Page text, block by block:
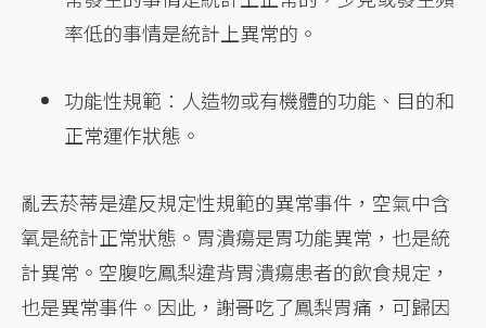
率低的事情是統計上異常的。
功能性規範：人造物或有機體的功能、目的和
正常運作狀態。
亂丟菸蒂是違反規定性規範的異常事件，空氣中含
氧是統計正常狀態。胃潰瘍是胃功能異常，也是統
計異常。空腹吃鳳梨違背胃潰瘍患者的飲食規定，
也是異常事件。因此，謝哥吃了鳳梨胃痛，可歸因